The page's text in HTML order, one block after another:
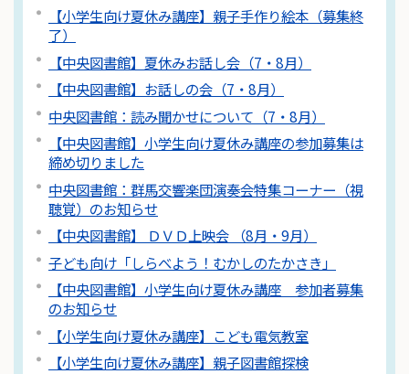
【小学生向け夏休み講座】親子手作り絵本（募集終
了）
【中央図書館】夏休みお話し会（7・8月）
【中央図書館】お話しの会（7・8月）
中央図書館：読み聞かせについて（7・8月）
【中央図書館】小学生向け夏休み講座の参加募集は
締め切りました
中央図書館：群馬交響楽団演奏会特集コーナー（視
聴覚）のお知らせ
【中央図書館】 ＤＶＤ上映会 （8月・9月）
子ども向け「しらべよう！むかしのたかさき」
【中央図書館】小学生向け夏休み講座 参加者募集
のお知らせ
【小学生向け夏休み講座】こども電気教室
【小学生向け夏休み講座】親子図書館探検